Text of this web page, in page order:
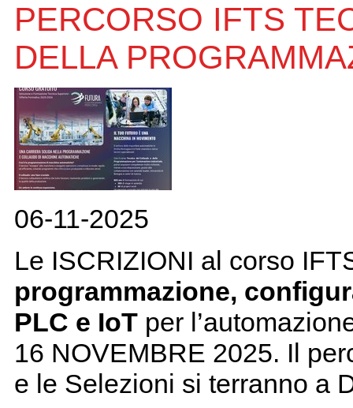
PERCORSO IFTS
DELLA
06-11-2025
Le ISCRIZIONI al corso
programmazione,
PLC e IoT per
16 NOVEMBRE 2025. Il
e le Selezioni si terranno a